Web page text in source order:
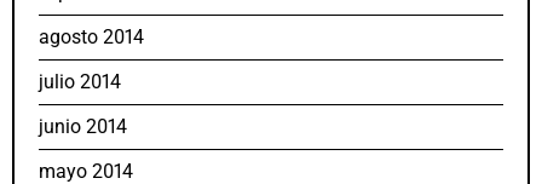
agosto 2014
julio 2014
junio 2014
mayo 2014